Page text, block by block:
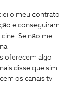
o meu contrato
e conseguiram
Se não me
oferecem algo
disse que sim
os canais tv